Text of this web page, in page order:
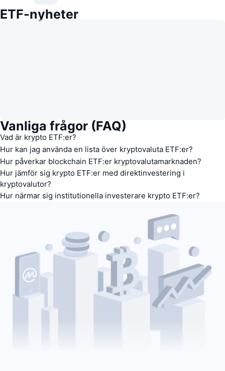
ETF-nyheter
Vanliga frågor (FAQ)
Vad är krypto ETF:er?
Hur kan jag använda en lista över kryptovaluta ETF:er?
Hur påverkar blockchain ETF:er kryptovalutamarknaden?
Hur jämför sig krypto ETF:er med direktinvestering i
kryptovalutor?
Hur närmar sig institutionella investerare krypto ETF:er?